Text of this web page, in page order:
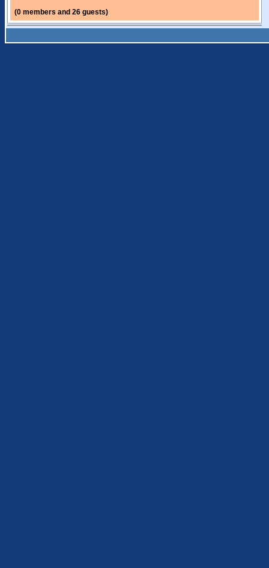
(0 members and 26 guests)